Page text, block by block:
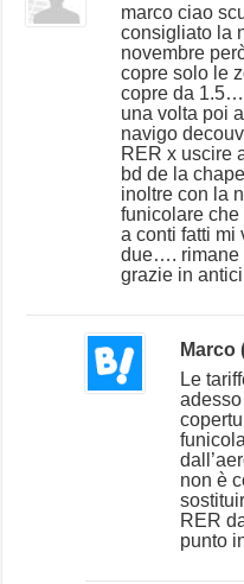
marco ciao
consigliato la
novembre
copre solo le
copre da
una volta poi
navigo
RER x uscire
bd de la
inoltre con la
funicolare
a conti fatti mi
due…. rimane
grazie in
Marco
Le
non è
RER
punto